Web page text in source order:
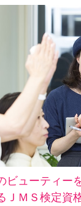
ビューティー
ＪＭＳ検定資